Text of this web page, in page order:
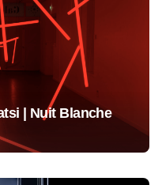
| Nuit Blanche